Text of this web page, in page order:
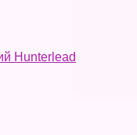
Hunterlead